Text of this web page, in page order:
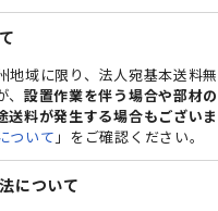
地域に限り、法人宛基本送料
設置作業を伴う場合や部材
送料が発生する場合もござい
ついて 」をご確認ください。
について